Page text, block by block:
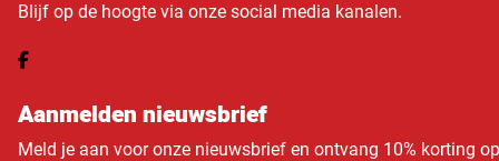
Blijf op de hoogte via onze social media kanalen.
Aanmelden nieuwsbrief
Meld je aan voor onze nieuwsbrief en ontvang 10% korting op